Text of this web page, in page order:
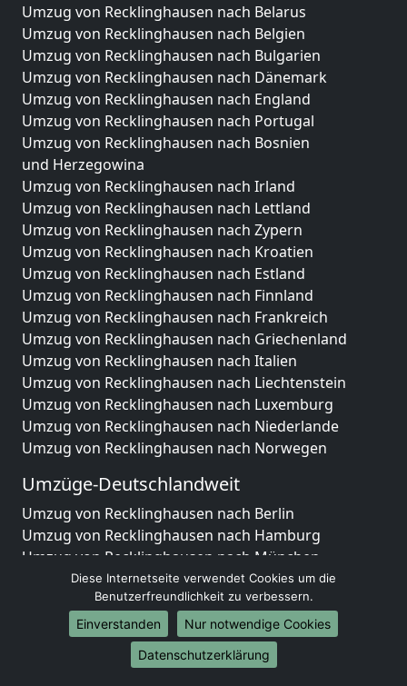
Umzug von Recklinghausen nach Belarus
Umzug von Recklinghausen nach Belgien
Umzug von Recklinghausen nach Bulgarien
Umzug von Recklinghausen nach Dänemark
Umzug von Recklinghausen nach England
Umzug von Recklinghausen nach Portugal
Umzug von Recklinghausen nach Bosnien
und Herzegowina
Umzug von Recklinghausen nach Irland
Umzug von Recklinghausen nach Lettland
Umzug von Recklinghausen nach Zypern
Umzug von Recklinghausen nach Kroatien
Umzug von Recklinghausen nach Estland
Umzug von Recklinghausen nach Finnland
Umzug von Recklinghausen nach Frankreich
Umzug von Recklinghausen nach Griechenland
Umzug von Recklinghausen nach Italien
Umzug von Recklinghausen nach Liechtenstein
Umzug von Recklinghausen nach Luxemburg
Umzug von Recklinghausen nach Niederlande
Umzug von Recklinghausen nach Norwegen
Umzüge-Deutschlandweit
Umzug von Recklinghausen nach Berlin
Umzug von Recklinghausen nach Hamburg
Umzug von Recklinghausen nach München
Umzug von Recklinghausen nach Köln
Umzug von Recklinghausen nach Frankfurt am Main
Umzug von Recklinghausen nach Stuttgart
Umzug von Recklinghausen nach Düsseldorf
Umzug von Recklinghausen nach Leipzig
Diese Internetseite verwendet Cookies um die
Benutzerfreundlichkeit zu verbessern.
Einverstanden
Nur notwendige Cookies
Datenschutzerklärung